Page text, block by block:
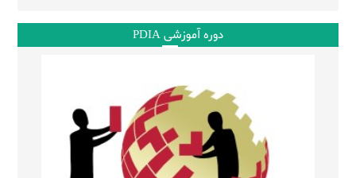
دوره آموزشی PDIA